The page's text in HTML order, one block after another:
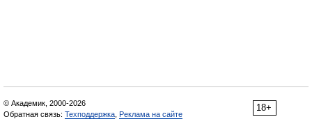
18+
© Академик, 2000-2026
Обратная связь: Техподдержка Реклама на сайте